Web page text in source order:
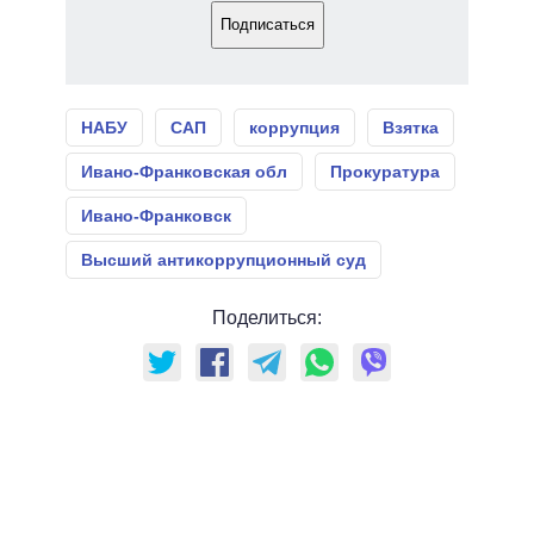
Подписаться
НАБУ САП коррупция Взятка
Ивано-Франковская обл Прокуратура
Ивано-Франковск
Высший антикоррупционный суд
Поделиться: